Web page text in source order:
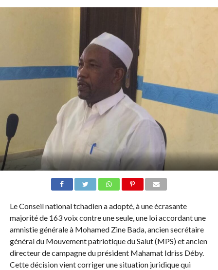
Le Conseil national tchadien a adopté, à une écrasante
majorité de 163 voix contre une seule, une loi accordant une
amnistie générale à Mohamed Zine Bada, ancien secrétaire
général du Mouvement patriotique du Salut (MPS) et ancien
directeur de campagne du président Mahamat Idriss Déby.
Cette décision vient corriger une situation juridique qui